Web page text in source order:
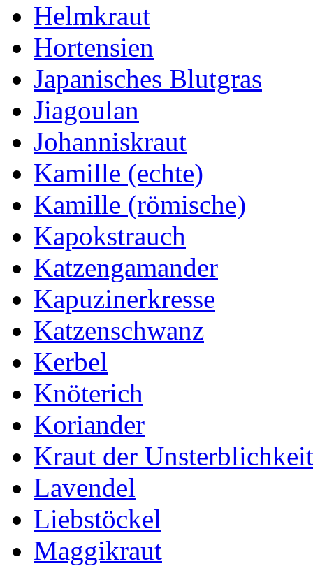
Helmkraut
Hortensien
Japanisches Blutgras
Jiagoulan
Johanniskraut
Kamille (echte)
Kamille (römische)
Kapokstrauch
Katzengamander
Kapuzinerkresse
Katzenschwanz
Kerbel
Knöterich
Koriander
Kraut der Unsterblichkeit
Lavendel
Liebstöckel
Maggikraut